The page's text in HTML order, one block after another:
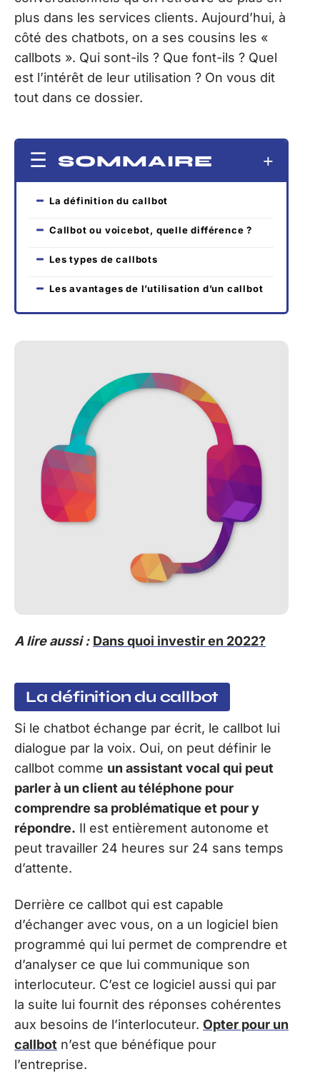
plus dans les services clients. Aujourd’hui, à
côté des chatbots, on a ses cousins les «
callbots ». Qui sont-ils ? Que font-ils ? Quel
est l’intérêt de leur utilisation ? On vous dit
tout dans ce dossier.
SOMMAIRE
La définition du callbot
Callbot ou voicebot, quelle différence ?
Les types de callbots
Les avantages de l’utilisation d’un callbot
A lire aussi : Dans quoi investir en 2022?
La définition du callbot
Si le chatbot échange par écrit, le callbot lui
dialogue par la voix. Oui, on peut définir le
callbot comme un assistant vocal qui peut
parler à un client au téléphone pour
comprendre sa problématique et pour y
répondre. Il est entièrement autonome et
peut travailler 24 heures sur 24 sans temps
d’attente.
Derrière ce callbot qui est capable
d’échanger avec vous, on a un logiciel bien
programmé qui lui permet de comprendre et
d’analyser ce que lui communique son
interlocuteur. C’est ce logiciel aussi qui par
la suite lui fournit des réponses cohérentes
aux besoins de l’interlocuteur. Opter pour un
callbot n’est que bénéfique pour
l’entreprise.